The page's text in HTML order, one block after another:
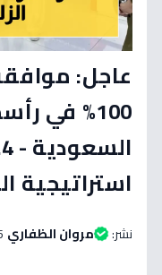
عاجل:
100% في
استراتيجية
نشر: مروان الظفاري 15